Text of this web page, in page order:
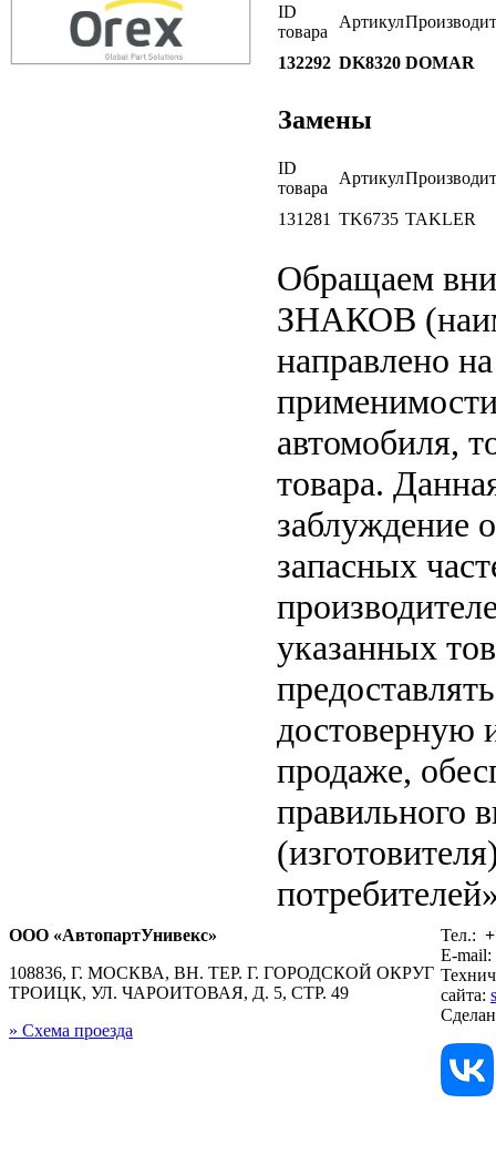
ID
товара
Артикул
132292 DK8320 DOMAR
Замены
ID
товара
Артикул
131281 TK6735 TAKLER
Обращаем
ЗНАКОВ
направлено
автомобиля,
товара.
заблуждение
запасных
указанных
достоверную
продаже,
правильного
ООО «АвтопартУнивекс»
108836, Г. МОСКВА, ВН. ТЕР. Г. ГОРОДСКОЙ ОКРУГ
ТРОИЦК, УЛ. ЧАРОИТОВАЯ, Д. 5, СТР. 49
» Схема проезда
Тел.:
E-mail:
сайта: